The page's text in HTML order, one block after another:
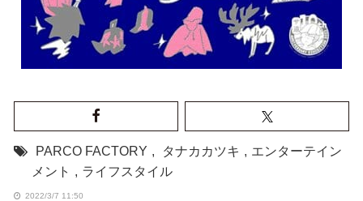
PARCO FACTORY , タナカカツキ , エンターテイン
メント , ライフスタイル
2022/3/7 11:50